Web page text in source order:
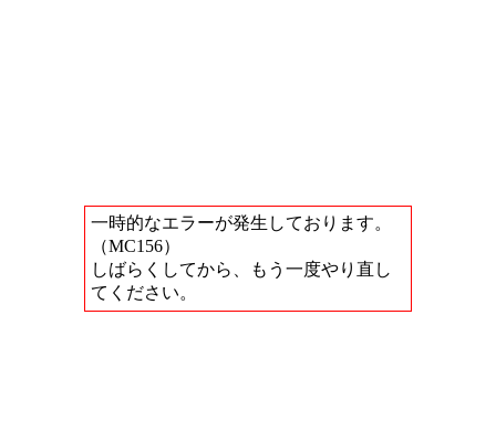
一時的なエラーが発生しております。
（MC156）
しばらくしてから、もう一度やり直し
てください。